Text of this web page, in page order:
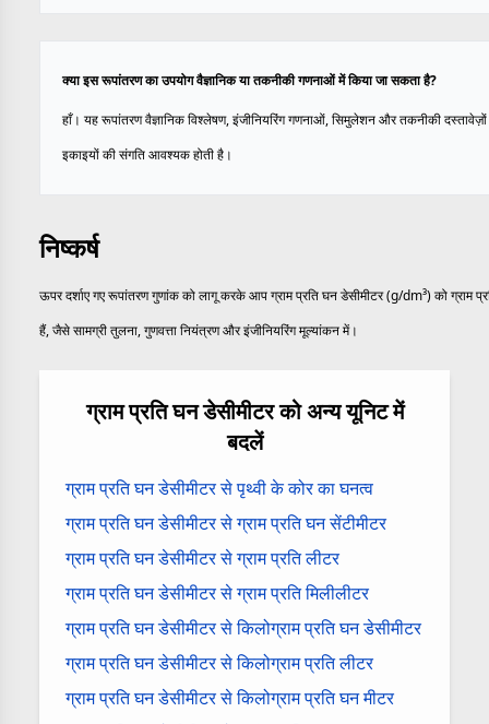
क्या इस रूपांतरण का उपयोग वैज्ञानिक या तकनीकी गणनाओं में किया जा सकता है?
हाँ। यह रूपांतरण वैज्ञानिक विश्लेषण, इंजीनियरिंग गणनाओं, सिमुलेशन और तकनीकी
इकाइयों की संगति आवश्यक होती है।
निष्कर्ष
ऊपर दर्शाए गए रूपांतरण गुणांक को लागू करके आप ग्राम प्रति घन डेसीमीटर (g/dm³) को ग्राम
हैं, जैसे सामग्री तुलना, गुणवत्ता नियंत्रण और इंजीनियरिंग मूल्यांकन में।
ग्राम प्रति घन डेसीमीटर को अन्य यूनिट में
बदलें
ग्राम प्रति घन डेसीमीटर से पृथ्वी के कोर का घनत्व
ग्राम प्रति घन डेसीमीटर से ग्राम प्रति घन सेंटीमीटर
ग्राम प्रति घन डेसीमीटर से ग्राम प्रति लीटर
ग्राम प्रति घन डेसीमीटर से ग्राम प्रति मिलीलीटर
ग्राम प्रति घन डेसीमीटर से किलोग्राम प्रति घन डेसीमीटर
ग्राम प्रति घन डेसीमीटर से किलोग्राम प्रति लीटर
ग्राम प्रति घन डेसीमीटर से किलोग्राम प्रति घन मीटर